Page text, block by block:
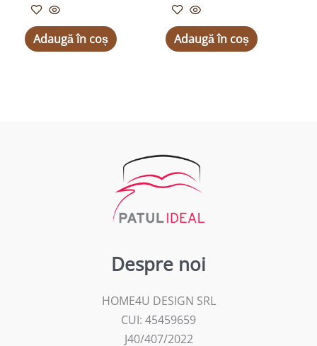
Adaugă în coș Adaugă în coș
Despre noi
HOME4U DESIGN SRL
CUI: 45459659
J40/407/2022